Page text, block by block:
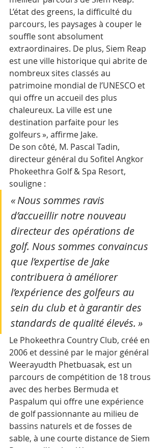
L’état des greens, la difficulté du
parcours, les paysages à couper le
souffle sont absolument
extraordinaires. De plus, Siem Reap
est une ville historique qui abrite de
nombreux sites classés au
patrimoine mondial de l’UNESCO et
qui offre un accueil des plus
chaleureux. La ville est une
destination parfaite pour les
golfeurs », affirme Jake.
De son côté, M. Pascal Tadin,
directeur général du Sofitel Angkor
Phokeethra Golf & Spa Resort,
souligne :
« Nous sommes ravis
d’accueillir notre nouveau
directeur des opérations de
golf. Nous sommes convaincus
que l’expertise de Jake
contribuera à améliorer
l’expérience des golfeurs au
sein du club et à garantir des
standards de qualité élevés. »
Le Phokeethra Country Club, créé en
2006 et dessiné par le major général
Weerayudth Phetbuasak, est un
parcours de compétition de 18 trous
avec des herbes Bermuda et
Paspalum qui offre une expérience
de golf passionnante au milieu de
bassins naturels et de fosses de
sable, à une courte distance de Siem